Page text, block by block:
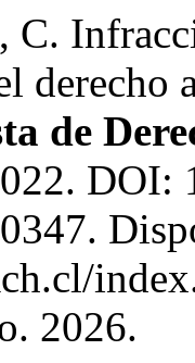
de
DOI:
2026.